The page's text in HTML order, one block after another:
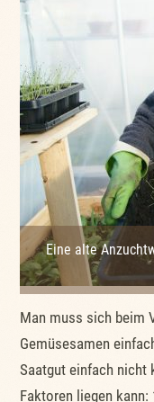
Eine alte
Man muss sich beim
Gemüsesamen
Saatgut einfach nicht
Faktoren liegen